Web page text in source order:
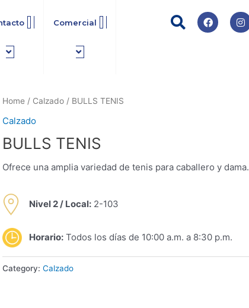
Comercial
a
c
e
n
s
t
Home / Calzado / BULLS TENIS
Calzado
BULLS TENIS
Ofrece una amplia variedad de tenis para caballero y dama.
Nivel 2 / Local: 2-103
Horario: Todos los días de 10:00 a.m. a 8:30 p.m.
Category: Calzado